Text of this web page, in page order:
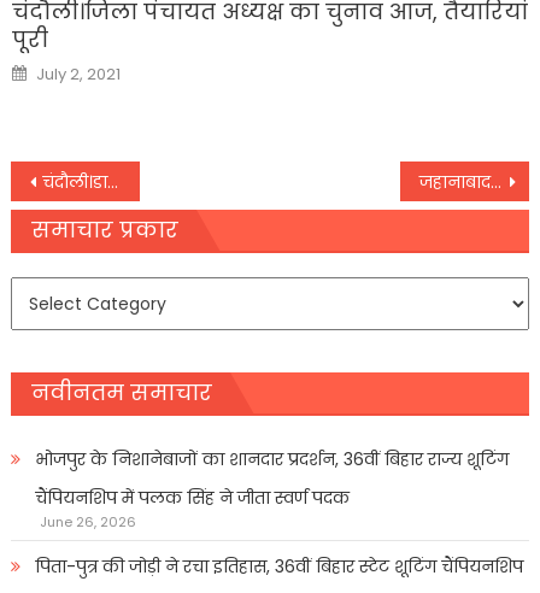
चंदौली।जिला पंचायत अध्यक्ष का चुनाव आज, तैयारियां
पूरी
Posted
on
July 2, 2021
Post
navigation
चंदौली।डालिम सनबीम का मना वार्षिकोत्सव जहानाबाद: शिक्षकों से चिकित्सकीय प्रमाण पत्र के एवज में वसूले जा रहे हैं पैसे
समाचार प्रकार
समाचार
नवीनतम समाचार
भोजपुर के निशानेबाजों का शानदार प्रदर्शन, 36वीं बिहार राज्य शूटिंग
चैंपियनशिप में पलक सिंह ने जीता स्वर्ण पदक
June 26, 2026
पिता-पुत्र की जोड़ी ने रचा इतिहास, 36वीं बिहार स्टेट शूटिंग चैंपियनशिप